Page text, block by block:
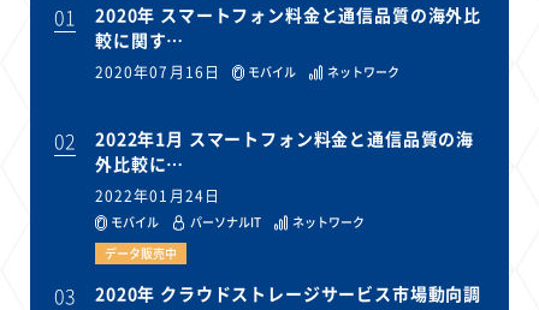
01
2020年 スマートフォン料金と通信品質の海外比
較に関す…
2020年07月16日 モバイル ネットワーク
02
2022年1月 スマートフォン料金と通信品質の海
外比較に…
2022年01月24日
モバイル パーソナルIT
ネットワーク
データ販売中
03
2020年 クラウドストレージサービス市場動向調